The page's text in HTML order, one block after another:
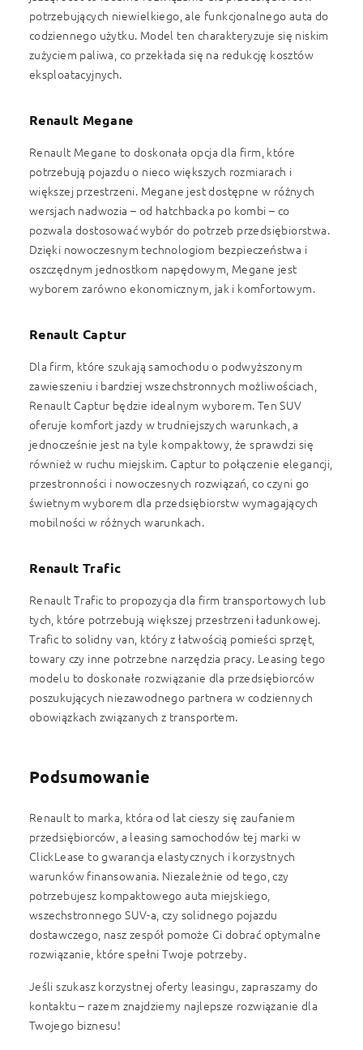
potrzebujących niewielkiego, ale funkcjonalnego auta do
codziennego użytku. Model ten charakteryzuje się niskim
zużyciem paliwa, co przekłada się na redukcję kosztów
eksploatacyjnych.
Renault Megane
Renault Megane to doskonała opcja dla firm, które
potrzebują pojazdu o nieco większych rozmiarach i
większej przestrzeni. Megane jest dostępne w różnych
wersjach nadwozia – od hatchbacka po kombi – co
pozwala dostosować wybór do potrzeb przedsiębiorstwa.
Dzięki nowoczesnym technologiom bezpieczeństwa i
oszczędnym jednostkom napędowym, Megane jest
wyborem zarówno ekonomicznym, jak i komfortowym.
Renault Captur
Dla firm, które szukają samochodu o podwyższonym
zawieszeniu i bardziej wszechstronnych możliwościach,
Renault Captur będzie idealnym wyborem. Ten SUV
oferuje komfort jazdy w trudniejszych warunkach, a
jednocześnie jest na tyle kompaktowy, że sprawdzi się
również w ruchu miejskim. Captur to połączenie elegancji,
przestronności i nowoczesnych rozwiązań, co czyni go
świetnym wyborem dla przedsiębiorstw wymagających
mobilności w różnych warunkach.
Renault Trafic
Renault Trafic to propozycja dla firm transportowych lub
tych, które potrzebują większej przestrzeni ładunkowej.
Trafic to solidny van, który z łatwością pomieści sprzęt,
towary czy inne potrzebne narzędzia pracy. Leasing tego
modelu to doskonałe rozwiązanie dla przedsiębiorców
poszukujących niezawodnego partnera w codziennych
obowiązkach związanych z transportem.
Podsumowanie
Renault to marka, która od lat cieszy się zaufaniem
przedsiębiorców, a leasing samochodów tej marki w
ClickLease to gwarancja elastycznych i korzystnych
warunków finansowania. Niezależnie od tego, czy
potrzebujesz kompaktowego auta miejskiego,
wszechstronnego SUV-a, czy solidnego pojazdu
dostawczego, nasz zespół pomoże Ci dobrać optymalne
rozwiązanie, które spełni Twoje potrzeby.
Jeśli szukasz korzystnej oferty leasingu, zapraszamy do
kontaktu – razem znajdziemy najlepsze rozwiązanie dla
Twojego biznesu!